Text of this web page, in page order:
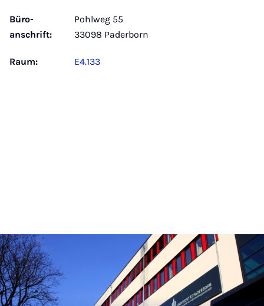
Büro­
anschrift:
Pohlweg 55
33098 Paderborn
Raum: E4.133